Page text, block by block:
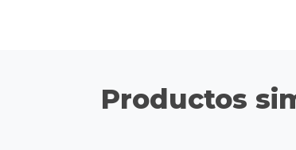
Productos